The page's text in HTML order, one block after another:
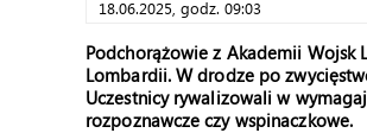
18.06.2025, godz. 09:03
Podchorążowie z Akademii Wojsk
Lombardii. W drodze po
Uczestnicy rywalizowali w
rozpoznawcze czy wspinaczkowe.